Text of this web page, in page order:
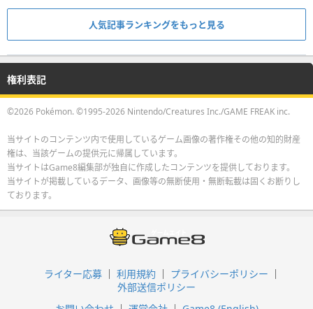
人気記事ランキングをもっと見る
権利表記
©2026 Pokémon. ©1995-2026 Nintendo/Creatures Inc./GAME FREAK inc.
当サイトのコンテンツ内で使用しているゲーム画像の著作権その他の知的財産
権は、当該ゲームの提供元に帰属しています。
当サイトはGame8編集部が独自に作成したコンテンツを提供しております。
当サイトが掲載しているデータ、画像等の無断使用・無断転載は固くお断りし
ております。
ライター応募 利用規約
プライバシーポリシー
外部送信ポリシー